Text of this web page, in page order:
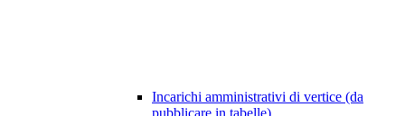
Incarichi amministrativi di vertice (da